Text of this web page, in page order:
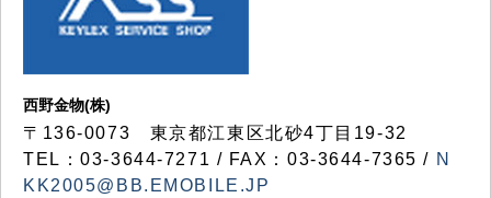
西野金物(株)
〒136-0073 東京都江東区北砂4丁目19-32
TEL：03‐3644‐7271 / FAX：03-3644-7365 / N
KK2005@BB.EMOBILE.JP